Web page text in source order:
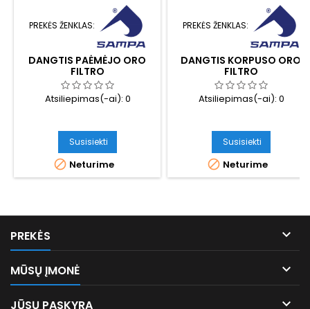
PREKĖS ŽENKLAS:
DANGTIS PAĖMĖJO ORO
FILTRO
Atsiliepimas(-ai): 0
Susisiekti
 Neturime
PREKĖS ŽENKLAS:
DANGTIS KORPUSO ORO
FILTRO
Atsiliepimas(-ai): 0
Susisiekti
 Neturime
PREKĖS 
MŪSŲ ĮMONĖ 
JŪSŲ PASKYRA 